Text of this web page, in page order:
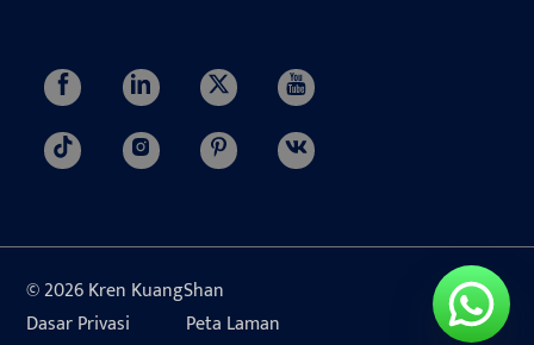
© 2026 Kren KuangShan
Dasar Privasi
Peta Laman